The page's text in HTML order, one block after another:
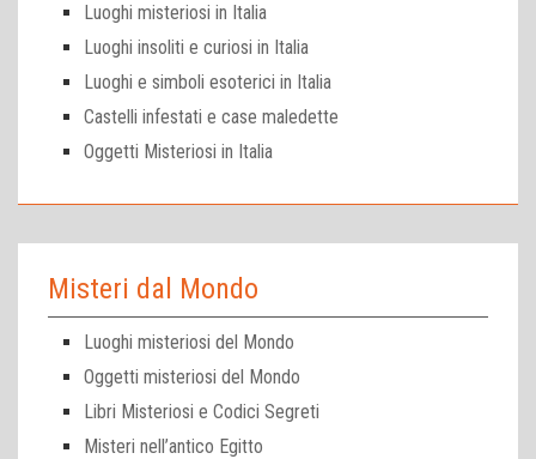
Luoghi misteriosi in Italia
Luoghi insoliti e curiosi in Italia
Luoghi e simboli esoterici in Italia
Castelli infestati e case maledette
Oggetti Misteriosi in Italia
Misteri dal Mondo
Luoghi misteriosi del Mondo
Oggetti misteriosi del Mondo
Libri Misteriosi e Codici Segreti
Misteri nell’antico Egitto